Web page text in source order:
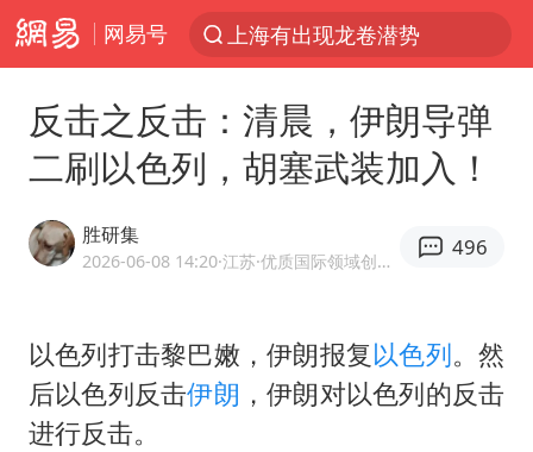
网易号
上海：5号线16号线浦江线全线停运
国足U17与阿森纳决赛取消 并列冠军
上门女婿出轨女邻居多年被判重婚罪
2025年小学教师减少13.19万
反击之反击：清晨，伊朗导弹
二刷以色列，胡塞武装加入！
胜研集
2026-06-08 14:20·江苏 ·优质国际领域创作者
496
以色列打击黎巴嫩，伊朗报复以色列。然
后以色列反击伊朗 ，伊朗对以色列的反击
进行反击。